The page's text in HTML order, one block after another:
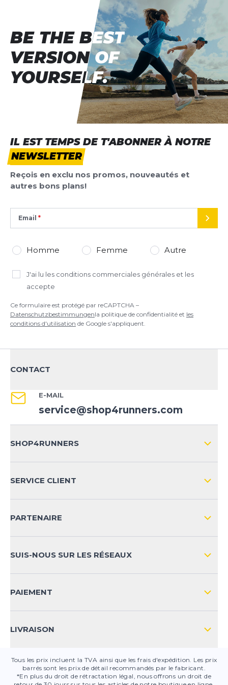
IL EST TEMPS DE T'ABONNER À NOTRE
NEWSLETTER
Reçois en exclu nos promos, nouveautés et
autres bons plans!
Email
Homme Femme Autre
J'ai lu les conditions commerciales générales et les
accepte
Ce formulaire est protégé par reCAPTCHA –
Datenschutzbestimmungenla politique de confidentialité et les
conditions d'utilisation de Google s'appliquent.
BE THE BEST
VERSION OF
YOURSELF.
BE THE BEST
VERSION OF
YOURSELF.
CONTACT
E-MAIL
service@shop4runners.com
SHOP4RUNNERS
SERVICE CLIENT
CONTACT
SÉCURITÉ DES PRODUITS
PARTENAIRE
SUIS-NOUS SUR LES RÉSEAUX
PAIEMENT
LIVRAISON
Tous les prix incluent la TVA ainsi que les frais d'expédition. Les prix
barrés sont les prix de détail recommandés par le fabricant.
*En plus du droit de rétractation légal, nous offrons un droit de